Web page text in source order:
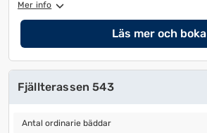
Mer info
Läs mer och boka
Fjällterassen 543
Antal ordinarie bäddar
Antal ordinarie bäddar